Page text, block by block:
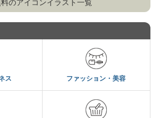
のアイコンイラスト一覧
ス ファッション・美容